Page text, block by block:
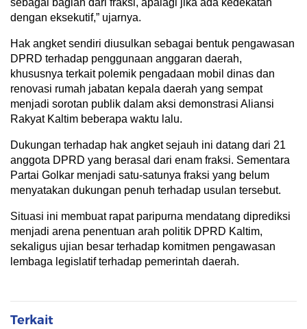
sebagai bagian dari fraksi, apalagi jika ada kedekatan
dengan eksekutif,” ujarnya.
Hak angket sendiri diusulkan sebagai bentuk pengawasan
DPRD terhadap penggunaan anggaran daerah,
khususnya terkait polemik pengadaan mobil dinas dan
renovasi rumah jabatan kepala daerah yang sempat
menjadi sorotan publik dalam aksi demonstrasi Aliansi
Rakyat Kaltim beberapa waktu lalu.
Dukungan terhadap hak angket sejauh ini datang dari 21
anggota DPRD yang berasal dari enam fraksi. Sementara
Partai Golkar menjadi satu-satunya fraksi yang belum
menyatakan dukungan penuh terhadap usulan tersebut.
Situasi ini membuat rapat paripurna mendatang diprediksi
menjadi arena penentuan arah politik DPRD Kaltim,
sekaligus ujian besar terhadap komitmen pengawasan
lembaga legislatif terhadap pemerintah daerah.
Terkait